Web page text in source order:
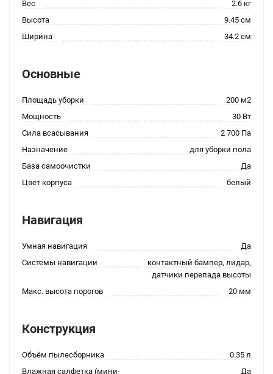
Вес
2.6 кг
Высота
9.45 см
Ширина
34.2 см
Основные
Площадь уборки
200 м2
Мощность
30 Вт
Сила всасывания
2 700 Па
Назначение
для уборки пола
База самоочистки
Да
Цвет корпуса
белый
Навигация
Умная навигация
Да
Системы навигации
контактный бампер, лидар,
датчики перепада высоты
Макс. высота порогов
20 мм
Конструкция
Объём пылесборника
0.35 л
Влажная салфетка (мини-
Да